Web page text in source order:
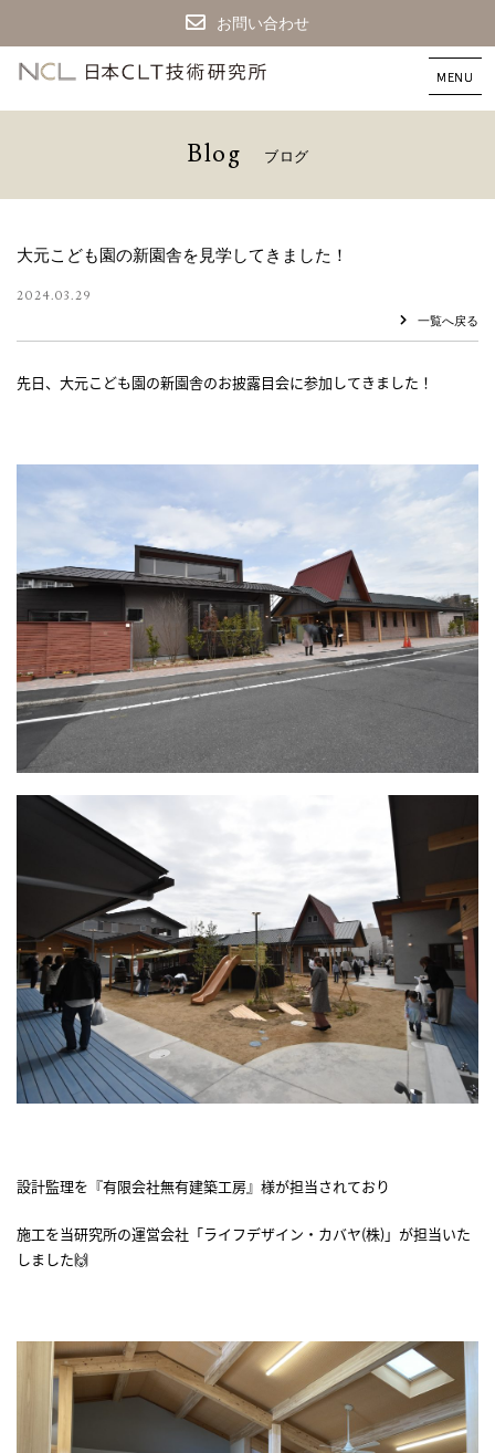
お問い合わせ
CLT
築
本
技
研
所
Blog ブ ロ グ
大元こども園の新園舎を見学してきました！
2024.03.29
一覧へ戻る
先日、大元こども園の新園舎のお披露目会に参加してきました！
設計監理を『有限会社無有建築工房』様が担当されており
施工を当研究所の運営会社「ライフデザイン・カバヤ(株)」が担当いた
しました🙌